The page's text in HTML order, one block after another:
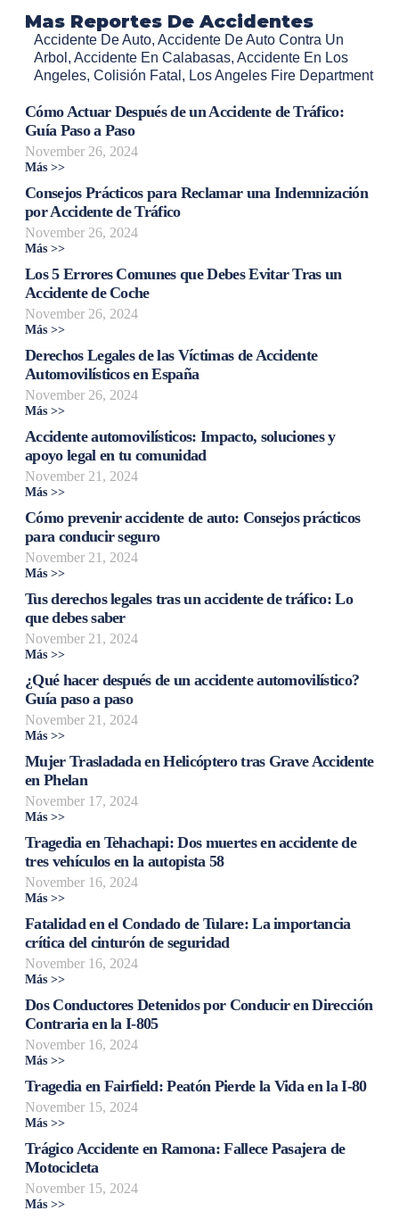
Mas Reportes De Accidentes
Accidente De Auto, Accidente De Auto Contra Un
Arbol , Accidente En Calabasas, Accidente En Los
Angeles, Colisión Fatal , Los Angeles Fire Department
Cómo Actuar Después de un Accidente de Tráfico:
Guía Paso a Paso
November 26, 2024
Más >>
Consejos Prácticos para Reclamar una Indemnización
por Accidente de Tráfico
November 26, 2024
Más >>
Los 5 Errores Comunes que Debes Evitar Tras un
Accidente de Coche
November 26, 2024
Más >>
Derechos Legales de las Víctimas de Accidente
Automovilísticos en España
November 26, 2024
Más >>
Accidente automovilísticos: Impacto, soluciones y
apoyo legal en tu comunidad
November 21, 2024
Más >>
Cómo prevenir accidente de auto: Consejos prácticos
para conducir seguro
November 21, 2024
Más >>
Tus derechos legales tras un accidente de tráfico: Lo
que debes saber
November 21, 2024
Más >>
¿Qué hacer después de un accidente automovilístico?
Guía paso a paso
November 21, 2024
Más >>
Mujer Trasladada en Helicóptero tras Grave Accidente
en Phelan
November 17, 2024
Más >>
Tragedia en Tehachapi: Dos muertes en accidente de
tres vehículos en la autopista 58
November 16, 2024
Más >>
Fatalidad en el Condado de Tulare: La importancia
crítica del cinturón de seguridad
November 16, 2024
Más >>
Dos Conductores Detenidos por Conducir en Dirección
Contraria en la I-805
November 16, 2024
Más >>
Tragedia en Fairfield: Peatón Pierde la Vida en la I-80
November 15, 2024
Más >>
Trágico Accidente en Ramona: Fallece Pasajera de
Motocicleta
November 15, 2024
Más >>